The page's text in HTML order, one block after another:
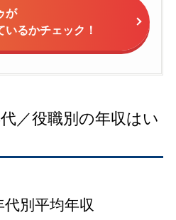
が
いるかチェック！
／役職別の年収はい
別平均年収